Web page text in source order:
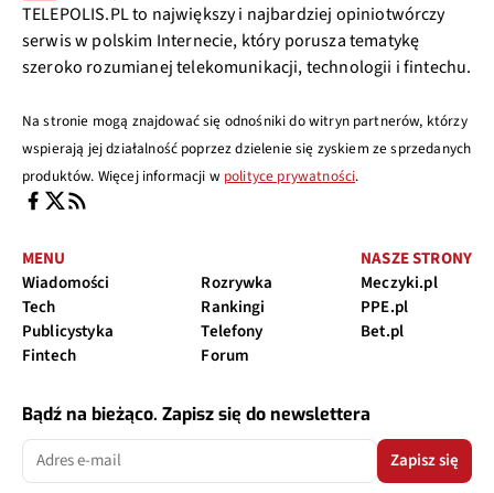
TELEPOLIS.PL to największy i najbardziej opiniotwórczy
serwis w polskim Internecie, który porusza tematykę
szeroko rozumianej telekomunikacji, technologii i fintechu.
Na stronie mogą znajdować się odnośniki do witryn partnerów, którzy
wspierają jej działalność poprzez dzielenie się zyskiem ze sprzedanych
produktów. Więcej informacji w polityce prywatności.
MENU
Wiadomości
Tech
Publicystyka
Fintech
Rozrywka
Rankingi
Telefony
Forum
NASZE STRONY
Meczyki.pl
PPE.pl
Bet.pl
Bądź na bieżąco. Zapisz się do newslettera
Zapisz się